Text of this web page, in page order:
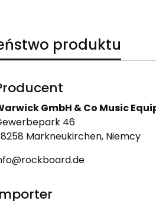
produktu
GmbH & Co Music
46
Markneukirchen, Niemcy